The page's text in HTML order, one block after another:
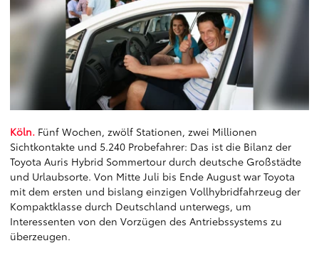
Köln. Fünf Wochen, zwölf Stationen, zwei Millionen
Sichtkontakte und 5.240 Probefahrer: Das ist die Bilanz der
Toyota Auris Hybrid Sommertour durch deutsche Großstädte
und Urlaubsorte. Von Mitte Juli bis Ende August war Toyota
mit dem ersten und bislang einzigen Vollhybridfahrzeug der
Kompaktklasse durch Deutschland unterwegs, um
Interessenten von den Vorzügen des Antriebssystems zu
überzeugen.